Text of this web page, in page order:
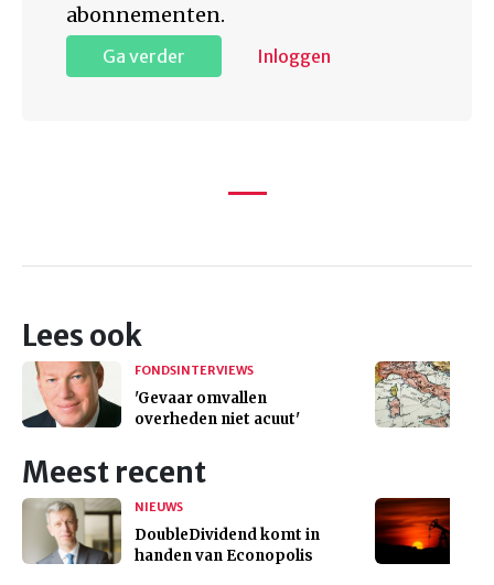
abonnementen.
Ga verder Inloggen
Lees ook
FONDSINTERVIEWS
'Gevaar omvallen
overheden niet acuut'
Meest recent
NIEUWS
DoubleDividend komt in
handen van Econopolis